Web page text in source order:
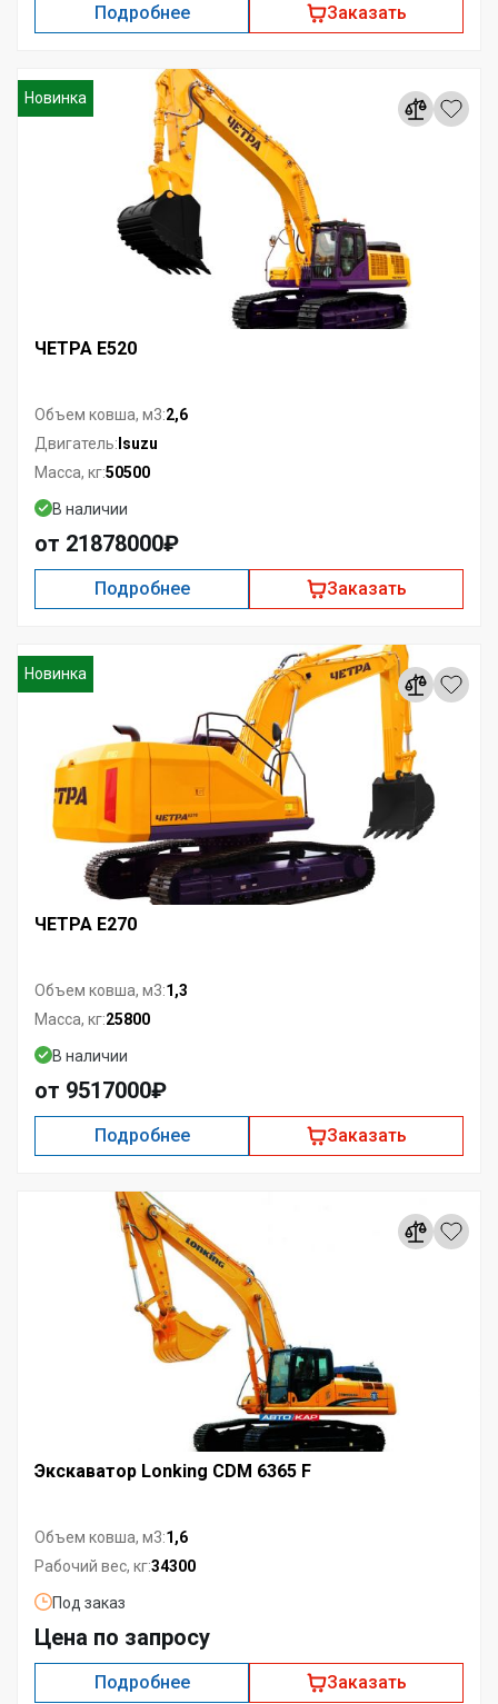
Подробнее Заказать
Новинка
ЧЕТРА Е520
Объем ковша, м3:2,6
Двигатель: Isuzu
Масса, кг:50500
В наличии
от 21878000₽
Подробнее Заказать
Новинка
ЧЕТРА E270
Объем ковша, м3:1,3
Масса, кг:25800
В наличии
от 9517000₽
Подробнее Заказать
Экскаватор Lonking CDM 6365 F
Объем ковша, м3:1,6
Рабочий вес, кг:34300
Под заказ
Цена по запросу
Подробнее Заказать